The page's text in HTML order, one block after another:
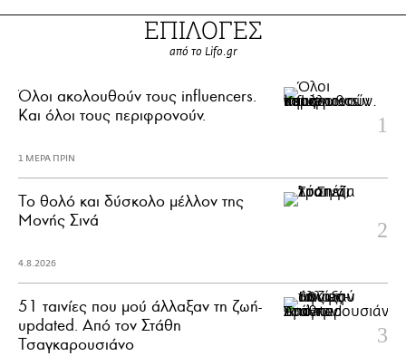
ΕΠΙΛΟΓΕΣ
από το Lifo.gr
Όλοι ακολουθούν τους influencers.
Και όλοι τους περιφρονούν.
1 ΜΕΡΑ ΠΡΙΝ
Το θολό και δύσκολο μέλλον της
Μονής Σινά
4.8.2026
51 ταινίες που μού άλλαξαν τη ζωή-
updated. Aπό τον Στάθη
Τσαγκαρουσιάνο